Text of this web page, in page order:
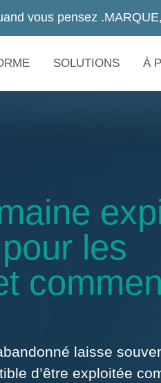
vous pensez
SOLUTIONS À
les
laisse
d’être exploitée